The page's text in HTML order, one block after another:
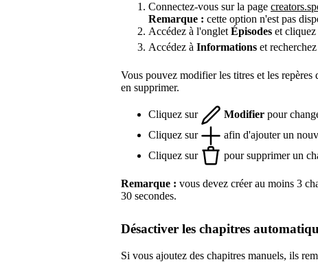
Connectez-vous sur la page
Remarque : cette option n'est pas
Accédez à l'onglet Épisodes et
Accédez à Informations et recherchez
Vous pouvez modifier les titres et les
en supprimer.
Cliquez sur Modifier pour
Cliquez sur
afin d'ajouter un
Cliquez sur
pour supprimer un
Remarque : vous devez créer au moins 3
30 secondes.
Désactiver les chapitres
Si vous ajoutez des chapitres manuels, ils